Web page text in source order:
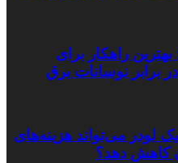
بهترین راهکار برای
برابر نوسانات برق
لودر می‌تواند هزینه‌های
کاهش دهد؟